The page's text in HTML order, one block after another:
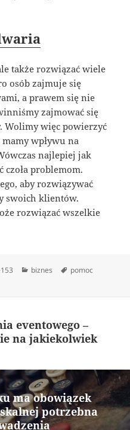
także rozwiązać wiele
osób zajmuje się
a prawem się nie
zajmować się
Wolimy więc powierzyć
wpływu na
najlepiej jak
problemom.
aby rozwiązywać
swoich klientów.
rozwiązać wszelkie
Kategorie
biznes Tagi
pomoc
eventowego –
na jakiekolwiek
ma obowiązek
potrzebna